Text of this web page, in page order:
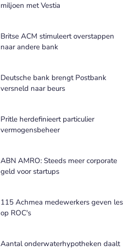
miljoen met Vestia
Britse ACM stimuleert overstappen
naar andere bank
Deutsche bank brengt Postbank
versneld naar beurs
Pritle herdefinieert particulier
vermogensbeheer
ABN AMRO: Steeds meer corporate
geld voor startups
115 Achmea medewerkers geven les
op ROC's
Aantal onderwaterhypotheken daalt